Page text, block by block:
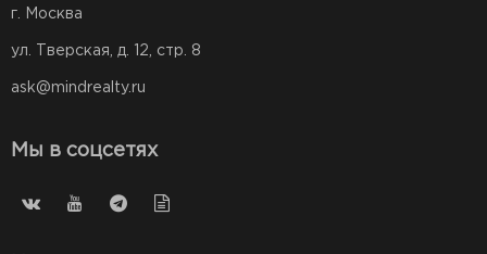
г. Москва
ул. Тверская, д. 12, стр. 8
ask@mindrealty.ru
Мы в соцсетях